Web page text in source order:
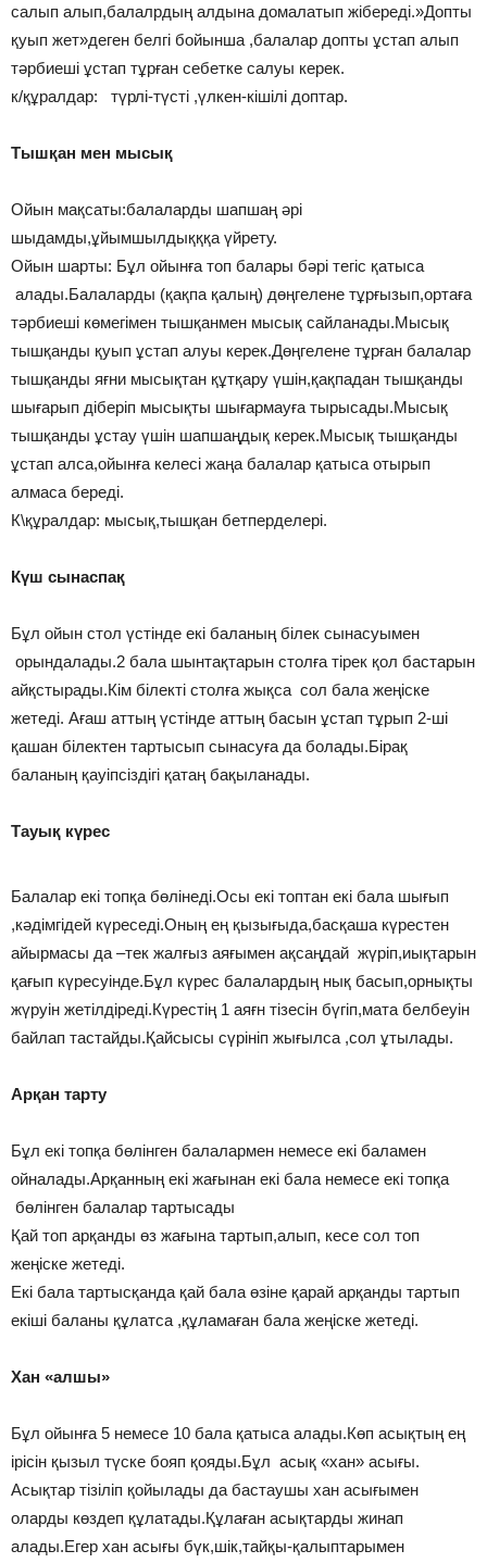
салып алып,балалрдың алдына домалатып жібереді.»Допты
қуып жет»деген белгі бойынша ,балалар допты ұстап алып
тәрбиеші ұстап тұрған себетке салуы керек.
к/құралдар: түрлі-түсті ,үлкен-кішілі доптар.
Тышқан мен мысық
Ойын мақсаты:балаларды шапшаң әрі
шыдамды,ұйымшылдықққа үйрету.
Ойын шарты: Бұл ойынға топ балары бәрі тегіс қатыса
алады.Балаларды (қақпа қалың) дөңгелене тұрғызып,ортаға
тәрбиеші көмегімен тышқанмен мысық сайланады.Мысық
тышқанды қуып ұстап алуы керек.Дөңгелене тұрған балалар
тышқанды яғни мысықтан құтқару үшін,қақпадан тышқанды
шығарып діберіп мысықты шығармауға тырысады.Мысық
тышқанды ұстау үшін шапшаңдық керек.Мысық тышқанды
ұстап алса,ойынға келесі жаңа балалар қатыса отырып
алмаса береді.
К\құралдар: мысық,тышқан бетперделері.
Күш сынаспақ
Бұл ойын стол үстінде екі баланың білек сынасуымен
орындалады.2 бала шынтақтарын столға тірек қол бастарын
айқстырады.Кім білекті столға жықса сол бала жеңіске
жетеді. Ағаш аттың үстінде аттың басын ұстап тұрып 2-ші
қашан білектен тартысып сынасуға да болады.Бірақ
баланың қауіпсіздігі қатаң бақыланады.
Тауық күрес
Балалар екі топқа бөлінеді.Осы екі топтан екі бала шығып
,кәдімгідей күреседі.Оның ең қызығыда,басқаша күрестен
айырмасы да –тек жалғыз аяғымен ақсаңдай жүріп,иықтарын
қағып күресуінде.Бұл күрес балалардың нық басып,орнықты
жүруін жетілдіреді.Күрестің 1 аяғн тізесін бүгіп,мата белбеуін
байлап тастайды.Қайсысы сүрініп жығылса ,сол ұтылады.
Арқан тарту
Бұл екі топқа бөлінген балалармен немесе екі баламен
ойналады.Арқанның екі жағынан екі бала немесе екі топқа
бөлінген балалар тартысады
Қай топ арқанды өз жағына тартып,алып, кесе сол топ
жеңіске жетеді.
Екі бала тартысқанда қай бала өзіне қарай арқанды тартып
екіші баланы құлатса ,құламаған бала жеңіске жетеді.
Хан «алшы»
Бұл ойынға 5 немесе 10 бала қатыса алады.Көп асықтың ең
ірісін қызыл түске бояп қояды.Бұл асық «хан» асығы.
Асықтар тізіліп қойылады да бастаушы хан асығымен
оларды көздеп құлатады.Құлаған асықтарды жинап
алады.Егер хан асығы бүк,шік,тайқы-қалыптарымен